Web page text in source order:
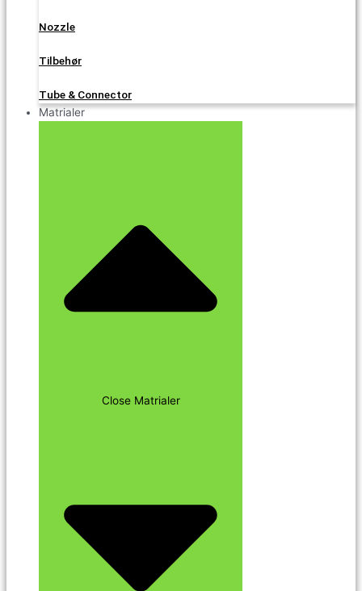
Nozzle
Tilbehør
Tube & Connector
Matrialer
Close Matrialer